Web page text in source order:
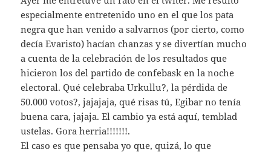
especialmente entretenido uno en el que los pata
negra que han venido a salvarnos (por cierto, como
decía Evaristo) hacían chanzas y se divertían mucho
a cuenta de la celebración de los resultados que
hicieron los del partido de confebask en la noche
electoral. Qué celebraba Urkullu?, la pérdida de
50.000 votos?, jajajaja, qué risas tú, Egibar no tenía
buena cara, jajaja. El cambio ya está aquí, temblad
ustelas. Gora herria!!!!!!!.
El caso es que pensaba yo que, quizá, lo que